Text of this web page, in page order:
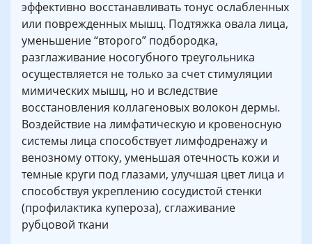
эффективно восстанавливать тонус ослабленных
или поврежденных мышц. Подтяжка овала лица,
уменьшение “второго” подбородка,
разглаживание носогубного треугольника
осуществляется не только за счет стимуляции
мимических мышц, но и вследствие
восстановления коллагеновых волокон дермы.
Воздействие на лимфатическую и кровеносную
системы лица способствует лимфодренажу и
венозному оттоку, уменьшая отечность кожи и
темные круги под глазами, улучшая цвет лица и
способствуя укреплению сосудистой стенки
(профилактика купероза), сглаживание
рубцовой ткани